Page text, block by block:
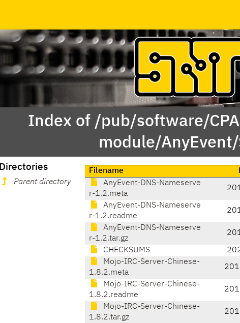
Index of /pub/software/
module/AnyEvent/
Directories
Parent directory
Filename
AnyEvent-DNS-Nameserve
r-1.2.meta
AnyEvent-DNS-Nameserve
r-1.2.readme
AnyEvent-DNS-Nameserve
r-1.2.tar.gz
CHECKSUMS
Mojo-IRC-Server-Chinese-
1.8.2.meta
Mojo-IRC-Server-Chinese-
1.8.2.readme
Mojo-IRC-Server-Chinese-
1.8.2.tar.gz